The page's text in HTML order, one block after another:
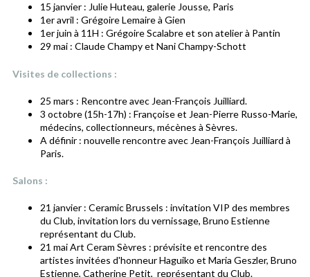
15 janvier : Julie Huteau, galerie Jousse, Paris
1er avril : Grégoire Lemaire à Gien
1er juin à 11H : Grégoire Scalabre et son atelier à Pantin
29 mai : Claude Champy et Nani Champy-Schott
Visites de collections :
25 mars : Rencontre avec Jean-François Juilliard.
3 octobre (15h-17h) : Françoise et Jean-Pierre Russo-Marie,
médecins, collectionneurs, mécènes à Sèvres.
A définir : nouvelle rencontre avec Jean-François Juilliard à
Paris.
Salons :
21 janvier : Ceramic Brussels : invitation VIP des membres
du Club, invitation lors du vernissage, Bruno Estienne
représentant du Club.
21 mai Art Ceram Sèvres : prévisite et rencontre des
artistes invitées d'honneur Haguiko et Maria Geszler, Bruno
Estienne, Catherine Petit, représentant du Club.